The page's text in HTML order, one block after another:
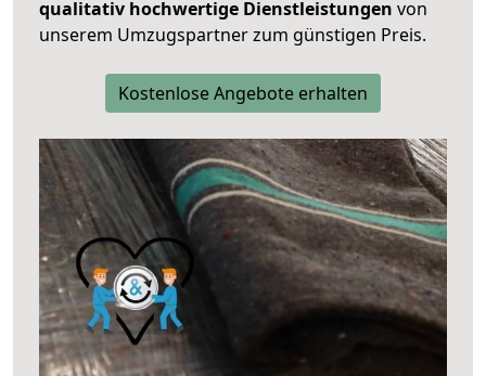
qualitativ hochwertige Dienstleistungen von
unserem Umzugspartner zum günstigen Preis.
Kostenlose Angebote erhalten